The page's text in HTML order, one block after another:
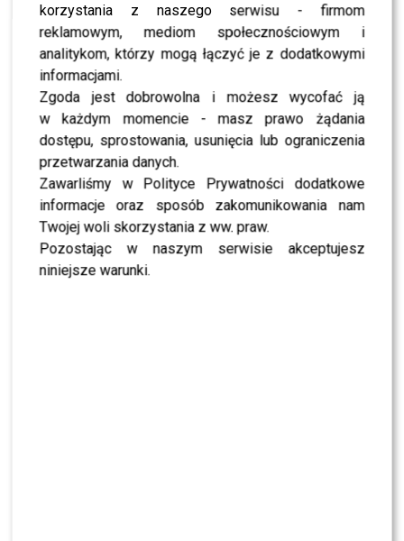
korzystania z naszego serwisu - firmom
reklamowym, mediom społecznościowym i
analitykom, którzy mogą łączyć je z dodatkowymi
informacjami.
Zgoda jest dobrowolna i możesz wycofać ją
w każdym momencie - masz prawo żądania
dostępu, sprostowania, usunięcia lub ograniczenia
przetwarzania danych.
Zawarliśmy w Polityce Prywatności dodatkowe
informacje oraz sposób zakomunikowania nam
Twojej woli skorzystania z ww. praw.
Pozostając w naszym serwisie akceptujesz
niniejsze warunki.
Edyta Górniak podziękowała równieżCleoi
Donatanowiza tak trafnie stworzony singiel. Co jeszcze
zdradziła nam gwiazda, o tym w materiale wideo!
Zobaczcie koniecznie: